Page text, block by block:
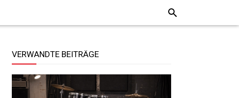
VERWANDTE BEITRÄGE